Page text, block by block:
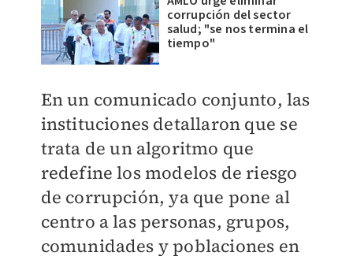
corrupción del sector
salud; "se nos termina el
tiempo"
En un comunicado conjunto, las
instituciones detallaron que se
trata de un algoritmo que
redefine los modelos de riesgo
de corrupción, ya que pone al
centro a las personas, grupos,
comunidades y poblaciones en